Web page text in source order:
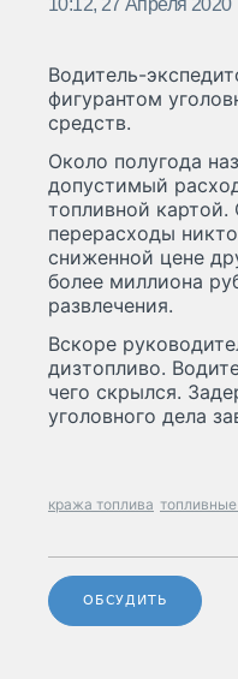
10:12, 27 Апреля 2020
Водитель-
фигурантом
средств.
Около полугода
допустимый
топливной картой.
перерасходы
сниженной цене
более миллиона
развлечения.
Вскоре
дизтопливо.
чего скрылся.
уголовного дела
кража топлива
ОБСУДИТЬ